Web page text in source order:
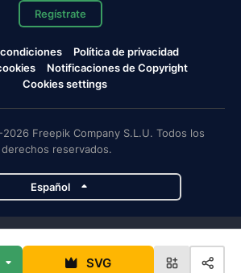
SVG
Regístrate
Política de privacidad
Notificaciones de Copyright
Cookies settings
Freepik Company S.L.U. Todos los
derechos reservados.
Español